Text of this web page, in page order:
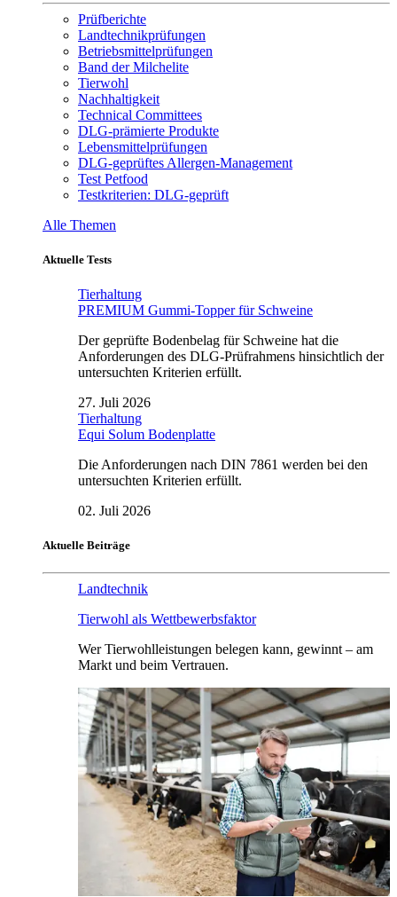
Prüfberichte
Landtechnikprüfungen
Betriebsmittelprüfungen
Band der Milchelite
Tierwohl
Nachhaltigkeit
Technical Committees
DLG-prämierte Produkte
Lebensmittelprüfungen
DLG-geprüftes Allergen-Management
Test Petfood
Testkriterien: DLG-geprüft
Alle Themen
Aktuelle Tests
Tierhaltung
PREMIUM Gummi-Topper für Schweine
Der geprüfte Bodenbelag für Schweine hat die
Anforderungen des DLG-Prüfrahmens hinsichtlich der
untersuchten Kriterien erfüllt.
27. Juli 2026
Tierhaltung
Equi Solum Bodenplatte
Die Anforderungen nach DIN 7861 werden bei den
untersuchten Kriterien erfüllt.
02. Juli 2026
Aktuelle Beiträge
Landtechnik
Tierwohl als Wettbewerbsfaktor
Wer Tierwohlleistungen belegen kann, gewinnt – am
Markt und beim Vertrauen.